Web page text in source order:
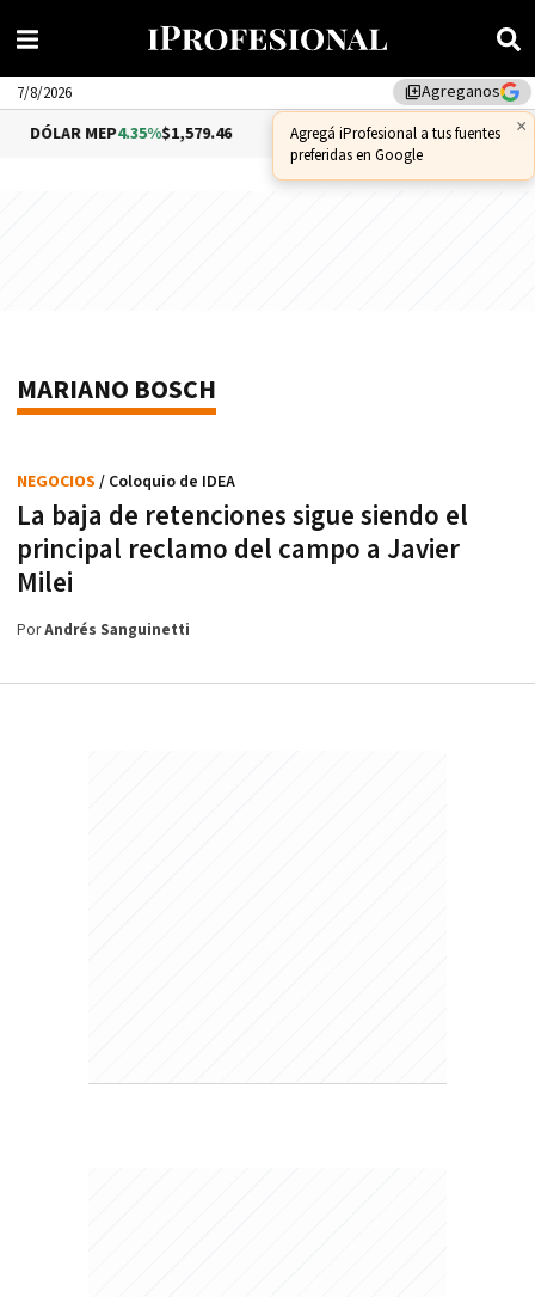
library_addAgreganos
×
Agregá iProfesional a tus fuentes
preferidas en Google
7/8/2026
DÓLAR MEP4.35%$1,579.46 DÓLAR CCL1.02%
MARIANO BOSCH
La baja de retenciones sigue siendo el
principal reclamo del campo a Javier
Milei
NEGOCIOS / Coloquio de IDEA
PorAndrés Sanguinetti